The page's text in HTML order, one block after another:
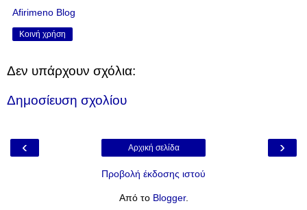
Afirimeno Blog
Κοινή χρήση
Δεν υπάρχουν σχόλια:
Δημοσίευση σχολίου
‹ ›
Αρχική σελίδα
Προβολή έκδοσης ιστού
Από το Blogger.